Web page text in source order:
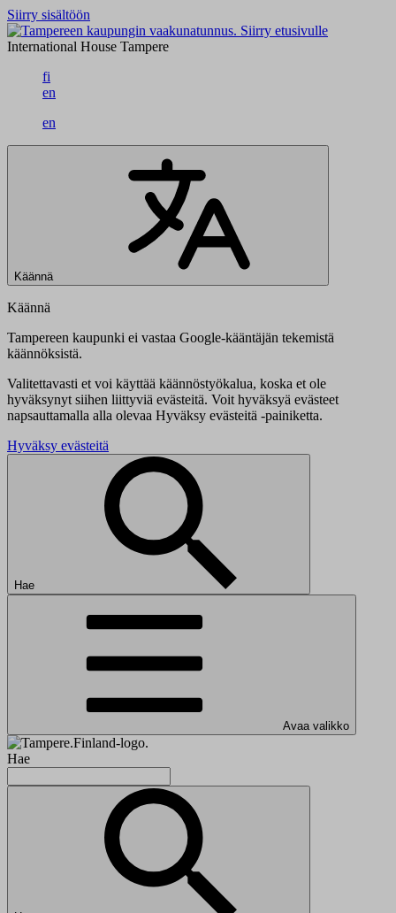
Siirry sisältöön
Siirry etusivulle
International House Tampere
fi
en
en
Käännä
Käännä
Tampereen kaupunki ei vastaa Google-kääntäjän tekemistä
käännöksistä.
Valitettavasti et voi käyttää käännöstyökalua, koska et ole
hyväksynyt siihen liittyviä evästeitä. Voit hyväksyä evästeet
napsauttamalla alla olevaa Hyväksy evästeitä -painiketta.
Hyväksy evästeitä
Hae
Avaa valikko
Hae